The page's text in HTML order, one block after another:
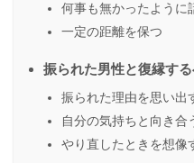
何事も無かったように
一定の距離を保つ
振られた男性と復縁す
振られた理由を思い出
自分の気持ちと向き合
やり直したときを想像